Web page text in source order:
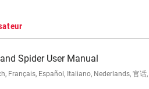
Spider User Manual
Français, Español, Italiano, Nederlands, 官